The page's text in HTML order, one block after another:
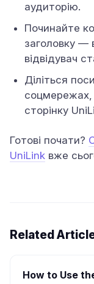
аудиторію.
Починайте
заголовку —
відвідувач
Діліться
соцмережах,
сторінку
Готові почати?
UniLink вже
Related
How to Use